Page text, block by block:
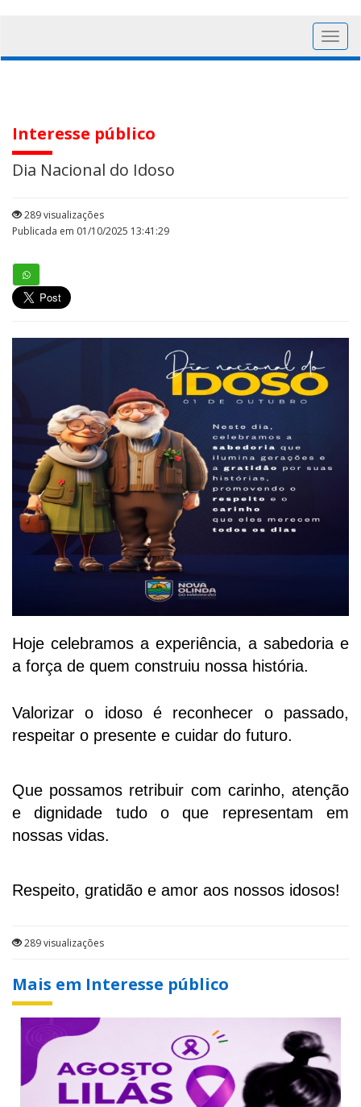
Interesse público
Dia Nacional do Idoso
289 visualizações
Publicada em 01/10/2025 13:41:29
Hoje celebramos a experiência, a sabedoria e
a força de quem construiu nossa história.
Valorizar o idoso é reconhecer o passado,
respeitar o presente e cuidar do futuro.
Que possamos retribuir com carinho, atenção
e dignidade tudo o que representam em
nossas vidas.
Respeito, gratidão e amor aos nossos idosos!
289 visualizações
Mais em Interesse público